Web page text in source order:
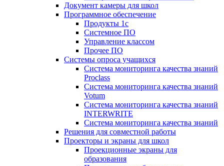
Документ камеры для школ
Программное обеспечение
Продукты 1с
Системное ПО
Управление классом
Прочее ПО
Системы опроса учащихся
Система мониторинга качества знаний
Proclass
Система мониторинга качества знаний
Votum
Система мониторинга качества знаний
INTERWRITE
Система мониторинга качества знаний
Решения для совместной работы
Проекторы и экраны для школ
Проекционные экраны для
образования